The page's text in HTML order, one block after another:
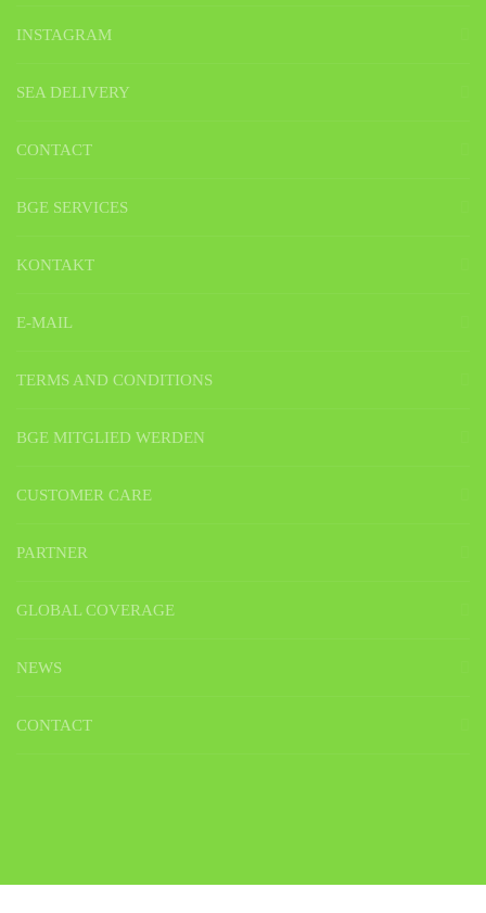
INSTAGRAM
SEA DELIVERY
CONTACT
BGE SERVICES
KONTAKT
E-MAIL
TERMS AND CONDITIONS
BGE MITGLIED WERDEN
CUSTOMER CARE
PARTNER
GLOBAL COVERAGE
NEWS
CONTACT